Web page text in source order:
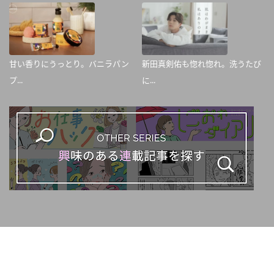
甘い香りにうっとり。バニラパン
プ...
新田真剣佑も惚れ惚れ。洗うたび
に...